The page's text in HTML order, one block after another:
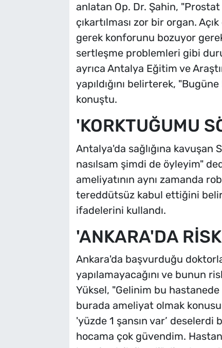
anlatan Op. Dr. Şahin,
çıkartılması zor bir organ.
gerek konforunu bozuyor
sertleşme problemleri gibi
ayrıca Antalya Eğitim ve
yapıldığını belirterek,
konuştu.
'KORKTUĞUMU
Antalya'da sağlığına kavuşan
nasılsam şimdi de öyleyim"
ameliyatının aynı zamanda
tereddütsüz kabul ettiğini
ifadelerini kullandı.
'ANKARA'DA
Ankara'da başvurduğu
yapılamayacağını ve bunun
Yüksel, "Gelinim bu hastanede
burada ameliyat olmak
'yüzde 1 şansın var’
hocama çok güvendim.